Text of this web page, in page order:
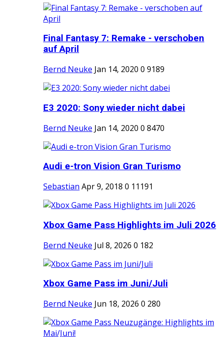
Final Fantasy 7: Remake - verschoben
auf April
Bernd Neuke Jan 14, 2020 0 9189
E3 2020: Sony wieder nicht dabei
Bernd Neuke Jan 14, 2020 0 8470
Audi e-tron Vision Gran Turismo
Sebastian Apr 9, 2018 0 11191
Xbox Game Pass Highlights im Juli 2026
Bernd Neuke Jul 8, 2026 0 182
Xbox Game Pass im Juni/Juli
Bernd Neuke Jun 18, 2026 0 280